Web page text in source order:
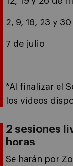
2, 9, 16, 23 y
7 de julio
*Al finalizar el
los vídeos
2 sesiones
horas
Se harán por